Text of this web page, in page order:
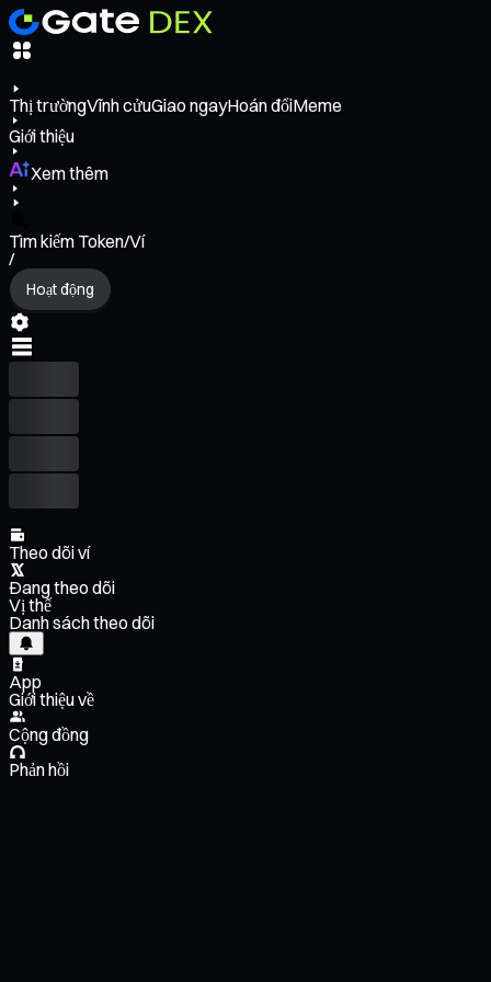
Thị trườngVĩnh cửuGiao ngayHoán đổiMeme
Giới thiệu
Xem thêm
Tìm kiếm Token/Ví
/
Hoạt động
Theo dõi ví
Đang theo dõi
Vị thế
Danh sách theo dõi
App
Giới thiệu về
Cộng đồng
Phản hồi